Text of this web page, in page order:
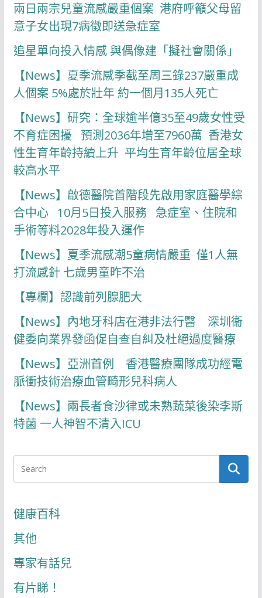
兩日兩宗兒童流感嚴重個案 港府呼籲父母留
意子女出現7病徵即送急症室
追星單向投入情感 與偶像建「擬社會關係」
【News】夏季流感季截至周三錄237嚴重成
人個案 5%處於壯年 約一個月135人死亡
【News】研究：全球逾半億35至49歲女性受
不育症困擾 預測2036年增至7960萬 香港女
性生育年齡持續上升 平均生育年齡位居全球
較高水平
【News】啟德醫院首階段先啟用家庭醫學綜
合中心 10月5日投入服務 急症室、住院和
手術等料2028年投入運作
【News】夏季流感潮5童病情嚴重 僅1人無
打流感針 七歲男童昨不治
【專欄】認識前列腺肥大
【News】內地牙科店在港非法行醫 深圳衞
健委向業界發函促自查自糾及杜絕過度醫療
【News】亞洲首例 香港醫療團隊成功經電
脈衝技術治療血管畸形兒科病人
【News】兩長者食沙律或未熟蔬菜後染李斯
特菌 一人神智不清入ICU
健康百科
其他
專家有話兒
有片睇！